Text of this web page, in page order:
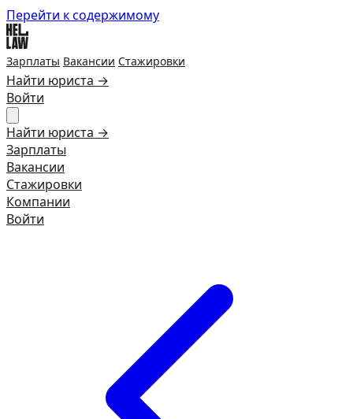
Перейти к содержимому
Зарплаты Вакансии Стажировки
Найти юриста →
Войти
Найти юриста →
Зарплаты
Вакансии
Стажировки
Компании
Войти